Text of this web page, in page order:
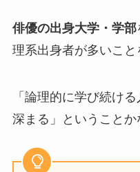
俳優の出身大学・学部
理系出身者が多いこと
「論理的に学び続け
深まる」ということか